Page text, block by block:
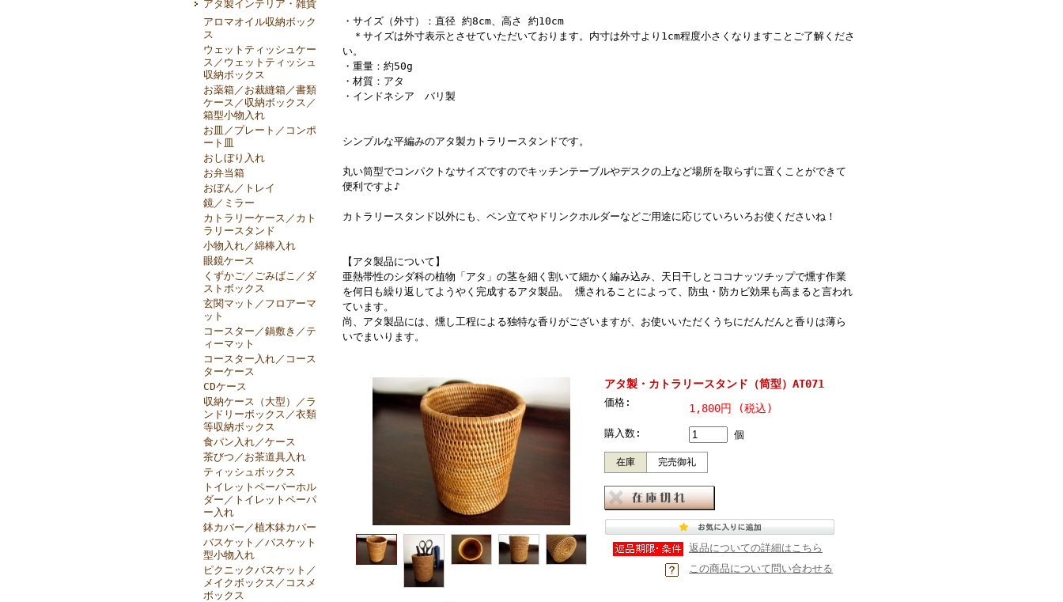
アタ製インテリア・雑貨
アロマオイル収納ボック
ス
ウェットティッシュケー
ス／ウェットティッシュ
収納ボックス
お薬箱／お裁縫箱／書類
ケース／収納ボックス／
箱型小物入れ
お皿／プレート／コンポ
ート皿
おしぼり入れ
お弁当箱
おぼん／トレイ
鏡／ミラー
カトラリーケース／カト
ラリースタンド
小物入れ／綿棒入れ
眼鏡ケース
くずかご／ごみばこ／ダ
ストボックス
玄関マット／フロアーマ
ット
コースター／鍋敷き／テ
ィーマット
コースター入れ／コース
ターケース
CDケース
収納ケース（大型）／ラ
ンドリーボックス／衣類
等収納ボックス
食パン入れ／ケース
茶びつ／お茶道具入れ
ティッシュボックス
トイレットペーパーホル
ダー／トイレットペーパ
ー入れ
鉢カバー／植木鉢カバー
バスケット／バスケット
型小物入れ
ピクニックバスケット／
メイクボックス／コスメ
ボックス
・サイズ（外寸）：直径 約8cm、高さ 約10cm
＊サイズは外寸表示とさせていただいております。内寸は外寸より1cm程度小さくなりますことご了解くださ
い。
・重量：約50g
・材質：アタ
・インドネシア バリ製
シンプルな平編みのアタ製カトラリースタンドです。
丸い筒型でコンパクトなサイズですのでキッチンテーブルやデスクの上など場所を取らずに置くことができて
便利ですよ♪
カトラリースタンド以外にも、ペン立てやドリンクホルダーなどご用途に応じていろいろお使くださいね！
【アタ製品について】
亜熱帯性のシダ科の植物「アタ」の茎を細く割いて細かく編み込み、天日干しとココナッツチップで燻す作業
を何日も繰り返してようやく完成するアタ製品。 燻されることによって、防虫・防カビ効果も高まると言われ
ています。
尚、アタ製品には、燻し工程による独特な香りがございますが、お使いいただくうちにだんだんと香りは薄ら
いでまいります。
アタ製・カトラリースタンド（筒型）AT071
価格: 1,800円 (税込)
購入数: 個
在庫 完売御礼
返品についての詳細はこちら
この商品について問い合わせる